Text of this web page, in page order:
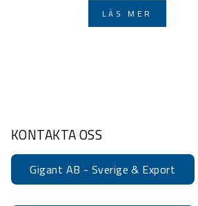
LÄS MER
KONTAKTA OSS
Gigant AB - Sverige & Export